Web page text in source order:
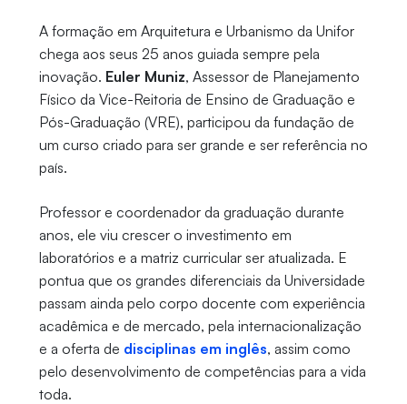
A formação em Arquitetura e Urbanismo da Unifor
chega aos seus 25 anos guiada sempre pela
inovação. Euler Muniz, Assessor de Planejamento
Físico da Vice-Reitoria de Ensino de Graduação e
Pós-Graduação (VRE), participou da fundação de
um curso criado para ser grande e ser referência no
país.
Professor e coordenador da graduação durante
anos, ele viu crescer o investimento em
laboratórios e a matriz curricular ser atualizada. E
pontua que os grandes diferenciais da Universidade
passam ainda pelo corpo docente com experiência
acadêmica e de mercado, pela internacionalização
e a oferta de disciplinas em inglês, assim como
pelo desenvolvimento de competências para a vida
toda.